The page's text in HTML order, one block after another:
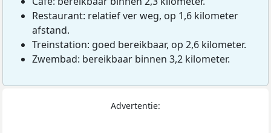
Restaurant: relatief ver weg, op 1,6 kilometer
afstand.
Treinstation: goed bereikbaar, op 2,6 kilometer.
Zwembad: bereikbaar binnen 3,2 kilometer.
Advertentie: